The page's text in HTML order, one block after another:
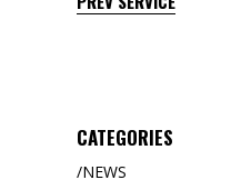
CATEGORIES
NEWS